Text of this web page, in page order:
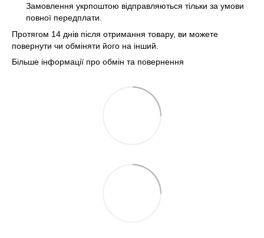
Замовлення укрпоштою відправляються тільки за умови
повної передплати.
Протягом 14 днів після отримання товару, ви можете
повернути чи обміняти його на інший.
Більше інформації про обмін та повернення